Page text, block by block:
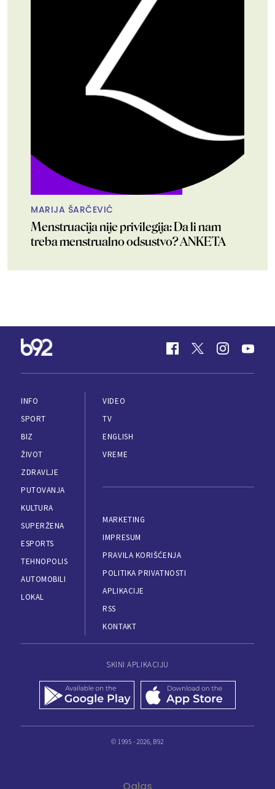
MARIJA ŠARČEVIĆ
Menstruacija nije privilegija: Da li nam
treba menstrualno odsustvo? ANKETA
INFO
SPORT
BIZ
ŽIVOT
ZDRAVLJE
PUTOVANJA
KULTURA
SUPERŽENA
ESPORTS
TEHNOPOLIS
AUTOMOBILI
LOKAL
VIDEO
TV
ENGLISH
VREME
MARKETING
IMPRESUM
PRAVILA KORIŠĆENJA
POLITIKA PRIVATNOSTI
APLIKACIJE
RSS
KONTAKT
SKINI APLIKACIJU
© 1995 - 2026, B92